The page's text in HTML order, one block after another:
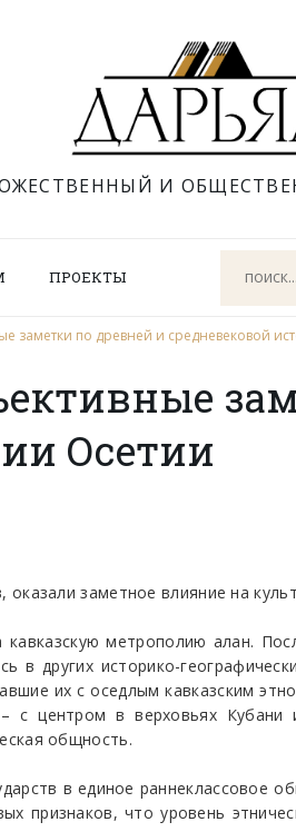
И
ПРОЕКТЫ
заметки по древней и средневековой
Осетии
заметное влияние на
метрополию алан.
в других историко-
их с оседлым кавказским
– с центром в верховьях
общность.
в единое раннеклассовое
признаков, что уровень